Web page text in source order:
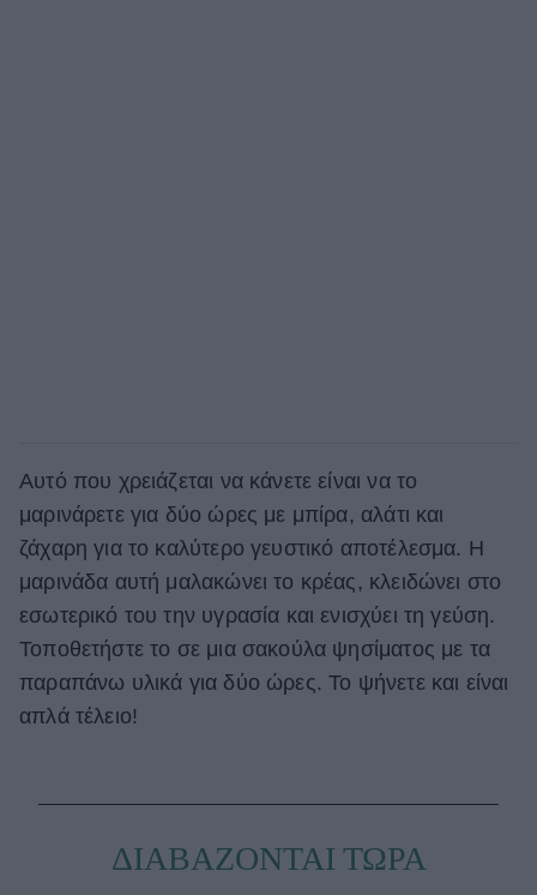
Αυτό που χρειάζεται να κάνετε είναι να το
μαρινάρετε για δύο ώρες με μπίρα, αλάτι και
ζάχαρη για το καλύτερο γευστικό αποτέλεσμα. Η
μαρινάδα αυτή μαλακώνει το κρέας, κλειδώνει στο
εσωτερικό του την υγρασία και ενισχύει τη γεύση.
Τοποθετήστε το σε μια σακούλα ψησίματος με τα
παραπάνω υλικά για δύο ώρες. Το ψήνετε και είναι
απλά τέλειο!
ΔΙΑΒΑΖΟΝΤΑΙ ΤΩΡΑ